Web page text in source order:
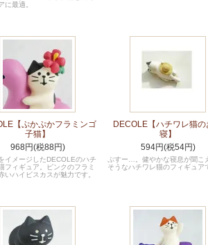
に最適。
【ぷかぷかフラミンゴ
子猫】
968円(税88円)
イメージしたDECOLEのハチ
フィギュア。ピンクのフラミ
いハイビスカスが魅力です。
DECOLE【ハチワレ猫の
寝】
594円(税54円)
ぷすー…。健やかな寝息が聞こ
そうなハチワレ猫のフィギュア